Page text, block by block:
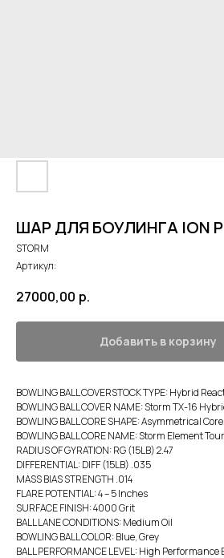
ШАР ДЛЯ БОУЛИНГА ION
STORM
Артикул:
27000,00 р.
Добавить в корзину
BOWLING BALL COVERSTOCK TYPE: Hybrid
BOWLING BALL COVER NAME: Storm TX-16
BOWLING BALL CORE SHAPE: Asymmetrical Core
BOWLING BALL CORE NAME: Storm Element
RADIUS OF GYRATION: RG (15LB) 2.47
DIFFERENTIAL: DIFF (15LB) .035
MASS BIAS STRENGTH .014
FLARE POTENTIAL: 4 – 5 Inches
SURFACE FINISH: 4000 Grit
BALL LANE CONDITIONS: Medium Oil
BOWLING BALL COLOR: Blue, Grey
BALL PERFORMANCE LEVEL: High